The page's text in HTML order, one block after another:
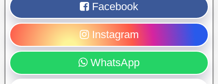
Facebook
Instagram
WhatsApp